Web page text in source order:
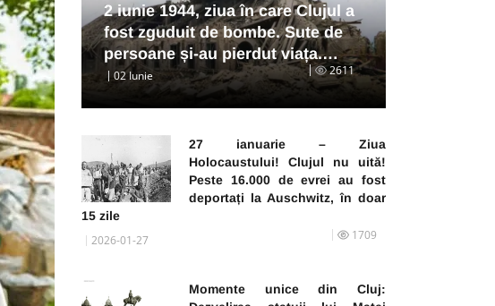
2 iunie 1944, ziua în care Clujul a
fost zguduit de bombe. Sute de
persoane și-au pierdut viața.…
02 Iunie 2611
27 ianuarie – Ziua
Holocaustului! Clujul nu uită!
Peste 16.000 de evrei au fost
deportați la Auschwitz, în doar
15 zile
2026-01-27 1709
Momente unice din Cluj: